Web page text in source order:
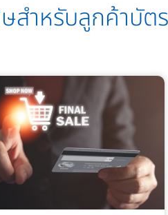
สำหรับลูกค้าบัต